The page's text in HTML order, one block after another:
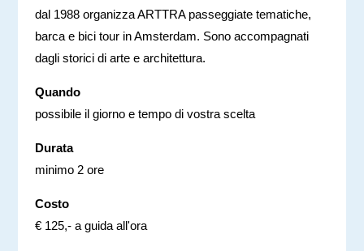
dal 1988 organizza ARTTRA passeggiate tematiche,
barca e bici tour in Amsterdam. Sono accompagnati
dagli storici di arte e architettura.
Quando
possibile il giorno e tempo di vostra scelta
Durata
minimo 2 ore
Costo
€ 125,- a guida all'ora